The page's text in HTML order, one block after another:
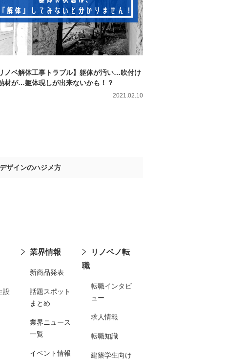
リノベ解体工事トラブル】躯体が汚い…吹付け
材が…躯体現しが出来ないかも！？
2021.02.10
デザインのハジメ方
設
業界情報
新商品発表
話題スポット
まとめ
業界ニュース
一覧
イベント情報
リノベノ転
職
転職インタビ
ュー
求人情報
転職知識
建築学生向け